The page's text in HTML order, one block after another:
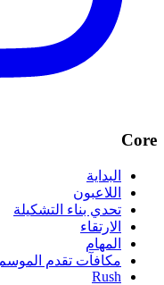
Core
البداية
اللاعبون
تحدي بناء التشكيلة
الارتقاء
المهام
مكافآت تقدم الموسم
Rush